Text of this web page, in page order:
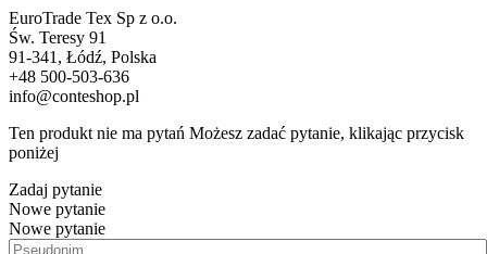
EuroTrade Tex Sp z o.o.
Św. Teresy 91
91-341, Łódź, Polska
+48 500-503-636
info@conteshop.pl
Ten produkt nie ma pytań Możesz zadać pytanie, klikając przycisk
poniżej
Zadaj pytanie
Nowe pytanie
Nowe pytanie